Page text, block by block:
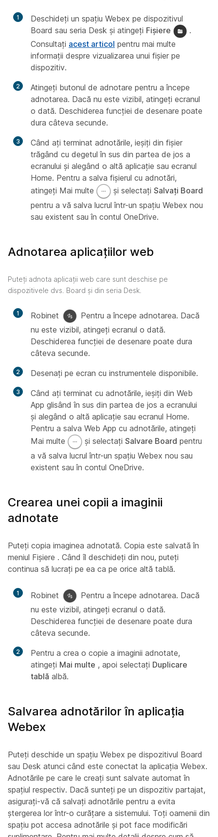
1
Deschideți un spațiu Webex pe dispozitivul
Board sau seria Desk și atingeți Fișiere
.
Consultați acest articol pentru mai multe
informații despre vizualizarea unui fișier pe
dispozitiv.
2
Atingeți butonul de adnotare pentru a începe
adnotarea. Dacă nu este vizibil, atingeți ecranul
o dată. Deschiderea funcției de desenare poate
dura câteva secunde.
3
Când ați terminat adnotările, ieșiți din fișier
trăgând cu degetul în sus din partea de jos a
ecranului și alegând o altă aplicație sau ecranul
Home. Pentru a salva fișierul cu adnotări,
atingeți Mai multe
și selectați Salvați Board
pentru a vă salva lucrul într-un spațiu Webex nou
sau existent sau în contul OneDrive.
Adnotarea aplicațiilor web
Puteți adnota aplicații web care sunt deschise pe
dispozitivele dvs. Board și din seria Desk.
1 Robinet
Pentru a începe adnotarea. Dacă
nu este vizibil, atingeți ecranul o dată.
Deschiderea funcției de desenare poate dura
câteva secunde.
2 Desenați pe ecran cu instrumentele disponibile.
3
Când ați terminat cu adnotările, ieșiți din Web
App glisând în sus din partea de jos a ecranului
și alegând o altă aplicație sau ecranul Home.
Pentru a salva Web App cu adnotările, atingeți
Mai multe
și selectați Salvare Board pentru
a vă salva lucrul într-un spațiu Webex nou sau
existent sau în contul OneDrive.
Crearea unei copii a imaginii
adnotate
Puteți copia imaginea adnotată. Copia este salvată în
meniul Fișiere . Când îl deschideți din nou, puteți
continua să lucrați pe ea ca pe orice altă tablă.
1 Robinet
Pentru a începe adnotarea. Dacă
nu este vizibil, atingeți ecranul o dată.
Deschiderea funcției de desenare poate dura
câteva secunde.
2
Pentru a crea o copie a imaginii adnotate,
atingeți Mai multe , apoi selectați Duplicare
tablă albă.
Salvarea adnotărilor în aplicația
Webex
Puteți deschide un spațiu Webex pe dispozitivul Board
sau Desk atunci când este conectat la aplicația Webex.
Adnotările pe care le creați sunt salvate automat în
spațiul respectiv. Dacă sunteți pe un dispozitiv partajat,
asigurați-vă că salvați adnotările pentru a evita
ștergerea lor într-o curățare a sistemului. Toți oamenii din
spațiu pot accesa adnotările și pot face modificări